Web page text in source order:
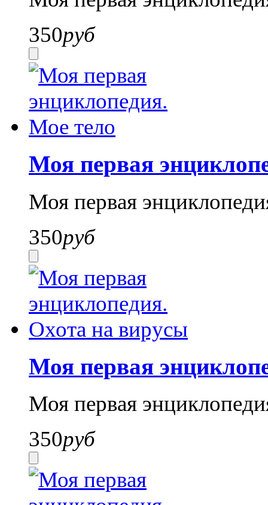
350руб
Моя первая
Моя первая
350руб
Моя первая
Моя первая
350руб